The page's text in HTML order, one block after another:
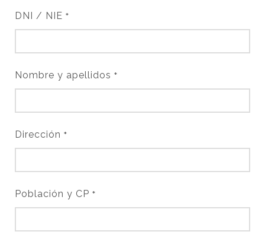
DNI / NIE *
Nombre y apellidos *
Dirección *
Población y CP *